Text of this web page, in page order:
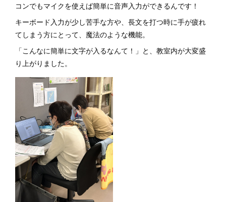
コンでもマイクを使えば簡単に音声入力ができるんです！
キーボード入力が少し苦手な方や、長文を打つ時に手が疲れ
てしまう方にとって、魔法のような機能。
「こんなに簡単に文字が入るなんて！」と、教室内が大変盛
り上がりました。